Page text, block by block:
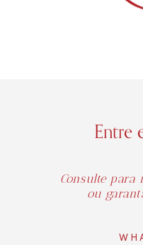
Entre
Consulte para
ou